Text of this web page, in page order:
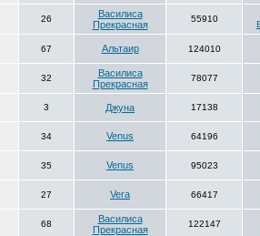
26
Василиса
Прекрасная
55910
67 Альтаир 124010
32
Василиса
Прекрасная
78077
3 Джуна 17138
34 Venus 64196
35 Venus 95023
27 Vera 66417
68
Василиса
Прекрасная
122147